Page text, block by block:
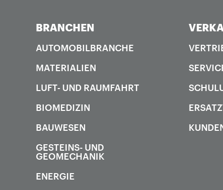
BRANCHEN
AUTOMOBILBRANCHE
MATERIALIEN
LUFT- UND RAUMFAHRT
BIOMEDIZIN
BAUWESEN
GESTEINS- UND
GEOMECHANIK
ENERGIE